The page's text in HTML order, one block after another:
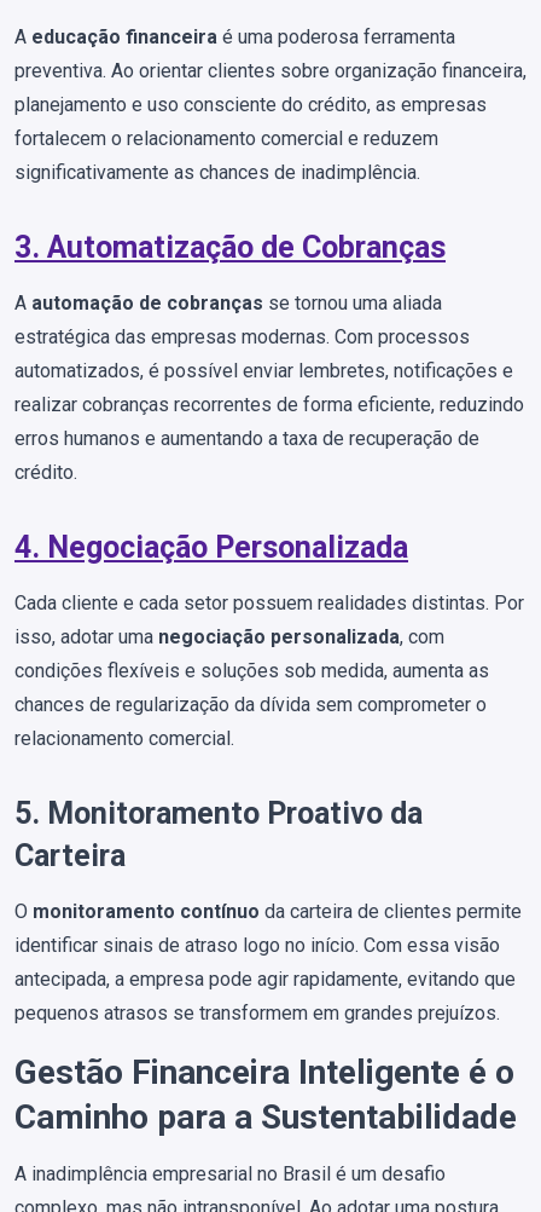
A educação financeira é uma poderosa ferramenta
preventiva. Ao orientar clientes sobre organização financeira,
planejamento e uso consciente do crédito, as empresas
fortalecem o relacionamento comercial e reduzem
significativamente as chances de inadimplência.
3. Automatização de Cobranças
A automação de cobranças se tornou uma aliada
estratégica das empresas modernas. Com processos
automatizados, é possível enviar lembretes, notificações e
realizar cobranças recorrentes de forma eficiente, reduzindo
erros humanos e aumentando a taxa de recuperação de
crédito.
4. Negociação Personalizada
Cada cliente e cada setor possuem realidades distintas. Por
isso, adotar uma negociação personalizada, com
condições flexíveis e soluções sob medida, aumenta as
chances de regularização da dívida sem comprometer o
relacionamento comercial.
5. Monitoramento Proativo da
Carteira
O monitoramento contínuo da carteira de clientes permite
identificar sinais de atraso logo no início. Com essa visão
antecipada, a empresa pode agir rapidamente, evitando que
pequenos atrasos se transformem em grandes prejuízos.
Gestão Financeira Inteligente é o
Caminho para a Sustentabilidade
A inadimplência empresarial no Brasil é um desafio
complexo, mas não intransponível. Ao adotar uma postura